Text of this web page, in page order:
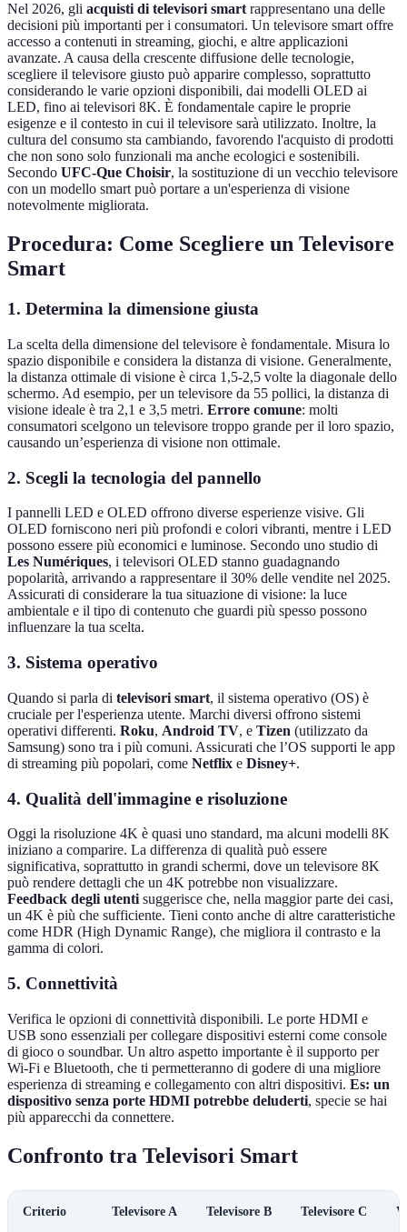
Nel 2026, gli acquisti di televisori smartrappresentano una delle
decisioni più importanti per i consumatori. Un televisore smart offre
accesso a contenuti in streaming, giochi, e altre applicazioni
avanzate. A causa della crescente diffusione delle tecnologie,
scegliere il televisore giusto può apparire complesso, soprattutto
considerando le varie opzioni disponibili, dai modelli OLED ai
LED, fino ai televisori 8K. È fondamentale capire le proprie
esigenze e il contesto in cui il televisore sarà utilizzato. Inoltre, la
cultura del consumo sta cambiando, favorendo l'acquisto di prodotti
che non sono solo funzionali ma anche ecologici e sostenibili.
Secondo UFC-Que Choisir, la sostituzione di un vecchio televisore
con un modello smart può portare a un'esperienza di visione
notevolmente migliorata.
Procedura: Come Scegliere un Televisore
Smart
1. Determina la dimensione giusta
La scelta della dimensione del televisore è fondamentale. Misura lo
spazio disponibile e considera la distanza di visione. Generalmente,
la distanza ottimale di visione è circa 1,5-2,5 volte la diagonale dello
schermo. Ad esempio, per un televisore da 55 pollici, la distanza di
visione ideale è tra 2,1 e 3,5 metri. Errore comune: molti
consumatori scelgono un televisore troppo grande per il loro spazio,
causando un’esperienza di visione non ottimale.
2. Scegli la tecnologia del pannello
I pannelli LED e OLED offrono diverse esperienze visive. Gli
OLED forniscono neri più profondi e colori vibranti, mentre i LED
possono essere più economici e luminose. Secondo uno studio di
Les Numériques, i televisori OLED stanno guadagnando
popolarità, arrivando a rappresentare il 30% delle vendite nel 2025.
Assicurati di considerare la tua situazione di visione: la luce
ambientale e il tipo di contenuto che guardi più spesso possono
influenzare la tua scelta.
3. Sistema operativo
Quando si parla di televisori smart, il sistema operativo (OS) è
cruciale per l'esperienza utente. Marchi diversi offrono sistemi
operativi differenti. Roku, Android TV, e Tizen (utilizzato da
Samsung) sono tra i più comuni. Assicurati che l’OS supporti le app
di streaming più popolari, come Netflix e Disney+.
4. Qualità dell'immagine e risoluzione
Oggi la risoluzione 4K è quasi uno standard, ma alcuni modelli 8K
iniziano a comparire. La differenza di qualità può essere
significativa, soprattutto in grandi schermi, dove un televisore 8K
può rendere dettagli che un 4K potrebbe non visualizzare.
Feedback degli utenti suggerisce che, nella maggior parte dei casi,
un 4K è più che sufficiente. Tieni conto anche di altre caratteristiche
come HDR (High Dynamic Range), che migliora il contrasto e la
gamma di colori.
5. Connettività
Verifica le opzioni di connettività disponibili. Le porte HDMI e
USB sono essenziali per collegare dispositivi esterni come console
di gioco o soundbar. Un altro aspetto importante è il supporto per
Wi-Fi e Bluetooth, che ti permetteranno di godere di una migliore
esperienza di streaming e collegamento con altri dispositivi. Es: un
dispositivo senza porte HDMI potrebbe deluderti, specie se hai
più apparecchi da connettere.
Confronto tra Televisori Smart
Criterio Televisore A Televisore B Televisore C